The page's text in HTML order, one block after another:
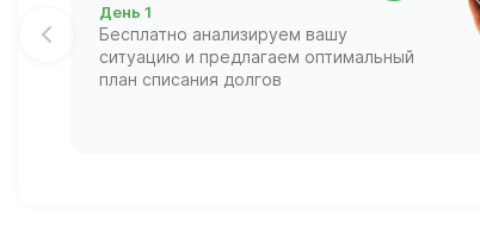
День 1
Бесплатно анализируем вашу
ситуацию и предлагаем оптимальный
план списания долгов